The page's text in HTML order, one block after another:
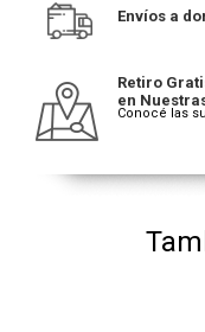
Envíos a
Retiro
en
Conocé las